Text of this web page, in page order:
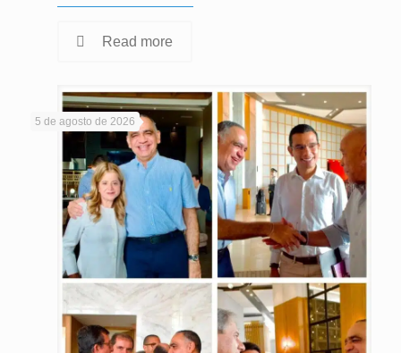
Read more
5 de agosto de 2026